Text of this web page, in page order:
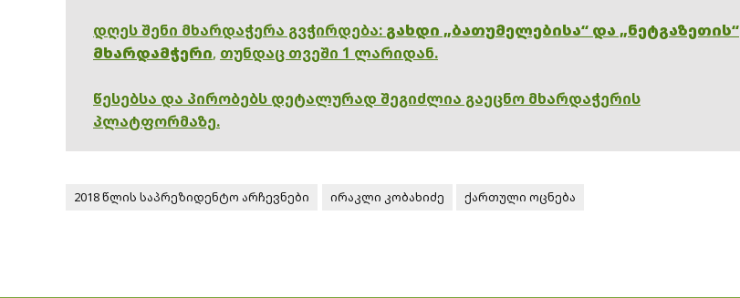
დღეს შენი მხარდაჭერა გვჭირდება: გახდი „ბათუმელებისა“ და „ნეტგაზეთის“
მხარდამჭერი, თუნდაც თვეში 1 ლარიდან.
წესებსა და პირობებს დეტალურად შეგიძლია გაეცნო მხარდაჭერის
პლატფორმაზე.
2018 წლის საპრეზიდენტო არჩევნები ირაკლი კობახიძე ქართული ოცნება